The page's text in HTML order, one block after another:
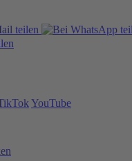
YouTube